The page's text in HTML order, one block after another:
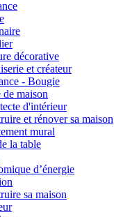
décorative
et créateur
- Bougie
maison
d'intérieur
et rénover sa maison
mural
la table
d’énergie
sa maison